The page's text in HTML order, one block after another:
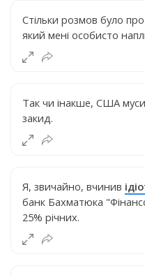
Стільки розмов було
який мені особисто
Так чи інакше, США
закид.
Я, звичайно, вчинив
банк Бахматюка
25% річних.